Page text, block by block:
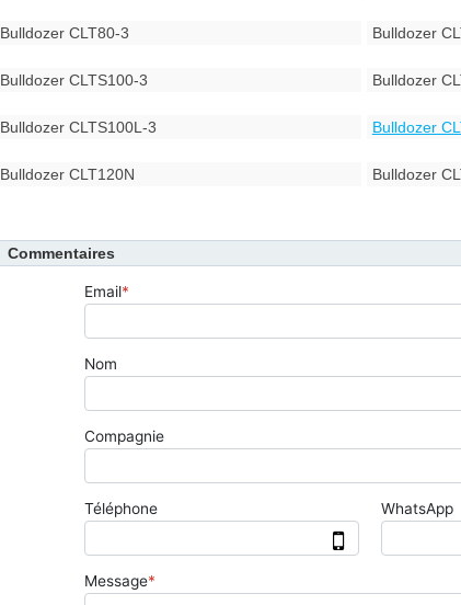
Bulldozer CLT80-3 Bulldozer
Bulldozer CLTS100-3 Bulldozer
Bulldozer CLTS100L-3 Bulldozer
Bulldozer CLT120N Bulldozer
Commentaires